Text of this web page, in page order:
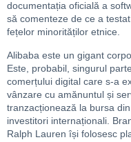
documentația oficială a
să comenteze de ce a
fețelor minorităților etnice.
Alibaba este un gigant
Este, probabil, singurul
comerțului digital care s-a
vânzare cu amănuntul și
tranzacționează la bursa
investitori internaționali.
Ralph Lauren își folosesc